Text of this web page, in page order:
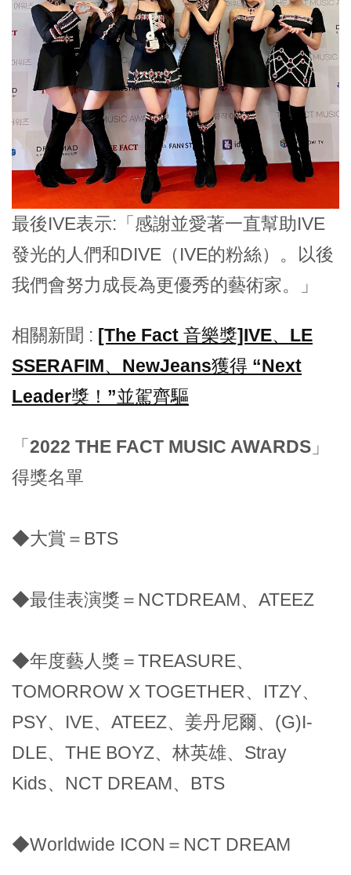
最後IVE表示:「感謝並愛著一直幫助IVE
發光的人們和DIVE（IVE的粉絲）。以後
我們會努力成長為更優秀的藝術家。」
相關新聞 : [The Fact 音樂獎]IVE、LE
SSERAFIM、NewJeans獲得 “Next
Leader獎！”並駕齊驅
「2022 THE FACT MUSIC AWARDS」
得獎名單
◆大賞＝BTS
◆最佳表演獎＝NCTDREAM、ATEEZ
◆年度藝人獎＝TREASURE、
TOMORROW X TOGETHER、ITZY、
PSY、IVE、ATEEZ、姜丹尼爾、(G)I-
DLE、THE BOYZ、林英雄、Stray
Kids、NCT DREAM、BTS
◆Worldwide ICON＝NCT DREAM